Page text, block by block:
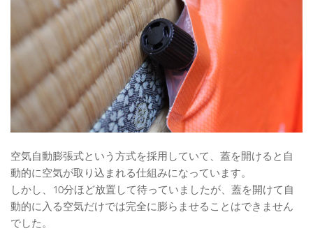
空気自動膨張式という方式を採用していて、蓋を開けると自
動的に空気が取り込まれる仕組みになっています。
しかし、10分ほど放置して待っていましたが、蓋を開けて自
動的に入る空気だけでは完全に膨らませることはできません
でした。